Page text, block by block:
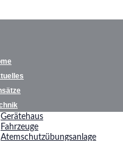
Gerätehaus
Fahrzeuge
Atemschutzübungsanlage